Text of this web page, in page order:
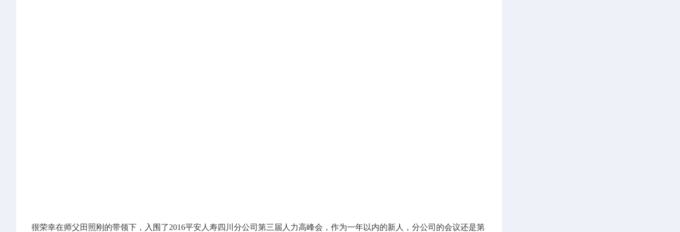
很荣幸在师父田照刚的带领下，入围了2016平安人寿四川分公司第三届人力高峰会，作为一年以内的新人，分公司的会议还是第